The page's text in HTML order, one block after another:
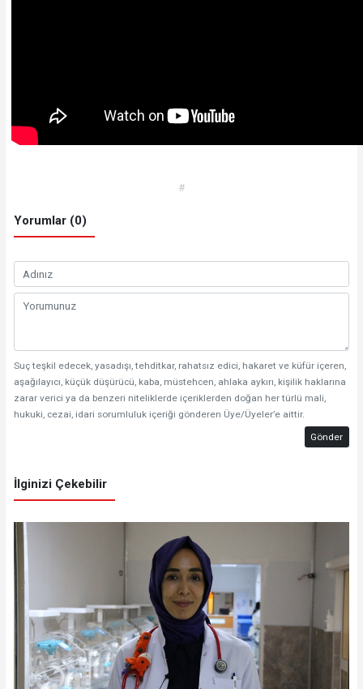
#
Yorumlar (0)
Suç teşkil edecek, yasadışı, tehditkar, rahatsız edici, hakaret ve küfür içeren,
aşağılayıcı, küçük düşürücü, kaba, müstehcen, ahlaka aykırı, kişilik haklarına
zarar verici ya da benzeri niteliklerde içeriklerden doğan her türlü mali,
hukuki, cezai, idari sorumluluk içeriği gönderen Üye/Üyeler’e aittir.
Gönder
İlginizi Çekebilir